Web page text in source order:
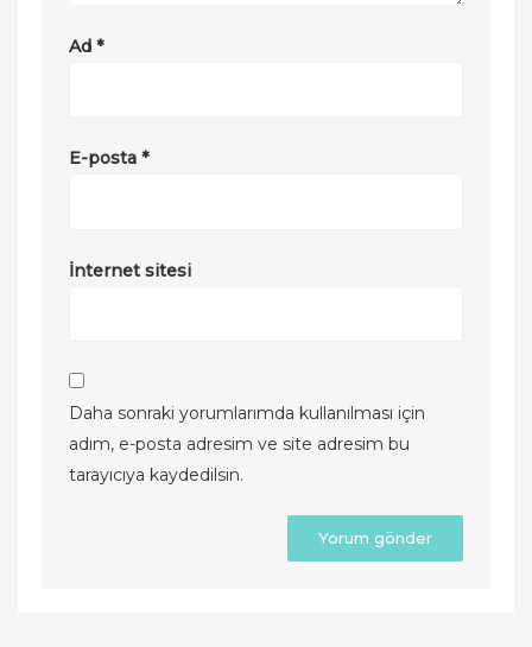
Ad *
E-posta *
İnternet sitesi
Daha sonraki yorumlarımda kullanılması için
adım, e-posta adresim ve site adresim bu
tarayıcıya kaydedilsin.